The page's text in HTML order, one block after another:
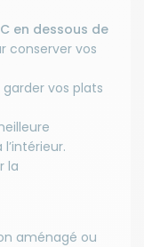
en dessous de
conserver vos
vos plats
la
aménagé ou